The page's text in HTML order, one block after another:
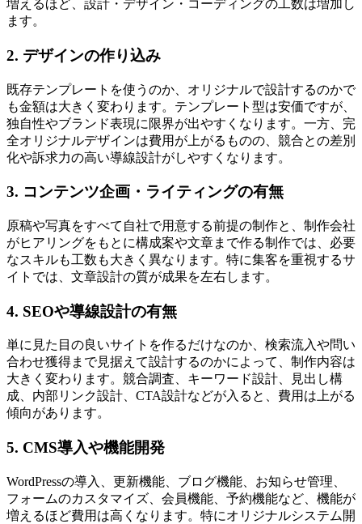
増えるほど、設計・デザイン・コーディングの工数は増加し
ます。
2. デザインの作り込み
既存テンプレートを使うのか、オリジナルで設計するのかで
も金額は大きく変わります。テンプレート型は安価ですが、
独自性やブランド表現に限界が出やすくなります。一方、完
全オリジナルデザインは費用が上がるものの、競合との差別
化や訴求力の高い導線設計がしやすくなります。
3. コンテンツ企画・ライティングの有無
原稿や写真をすべて自社で用意する前提の制作と、制作会社
がヒアリングをもとに構成案や文章まで作る制作では、必要
なスキルも工数も大きく異なります。特に集客を重視するサ
イトでは、文章設計の質が成果を左右します。
4. SEOや導線設計の有無
単に見た目の良いサイトを作るだけなのか、検索流入や問い
合わせ獲得まで見据えて設計するのかによって、制作内容は
大きく変わります。競合調査、キーワード設計、見出し構
成、内部リンク設計、CTA設計などが入ると、費用は上がる
傾向があります。
5. CMS導入や機能開発
WordPressの導入、更新機能、ブログ機能、お知らせ管理、
フォームのカスタマイズ、会員機能、予約機能など、機能が
増えるほど費用は高くなります。特にオリジナルシステム開